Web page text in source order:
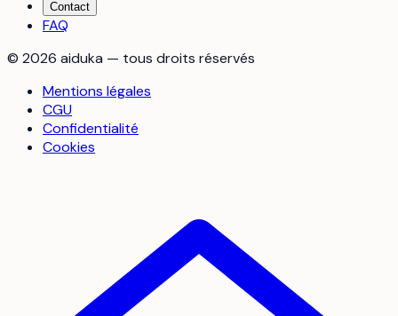
Contact
FAQ
© 2026 aiduka — tous droits réservés
Mentions légales
CGU
Confidentialité
Cookies